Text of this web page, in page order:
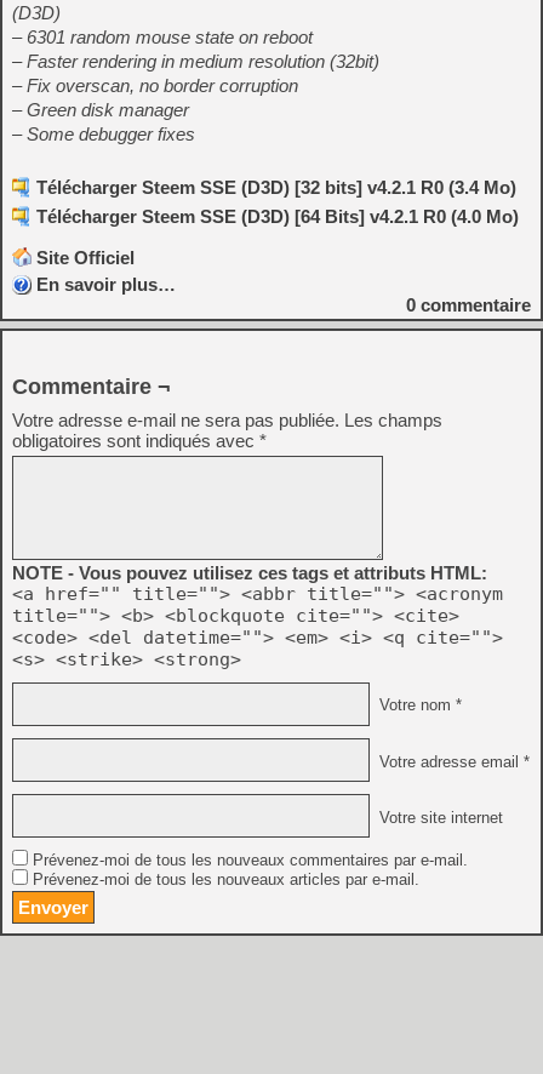
(D3D)
– 6301 random mouse state on reboot
– Faster rendering in medium resolution (32bit)
– Fix overscan, no border corruption
– Green disk manager
– Some debugger fixes
Télécharger Steem SSE (D3D) [32 bits] v4.2.1 R0 (3.4 Mo)
Télécharger Steem SSE (D3D) [64 Bits] v4.2.1 R0 (4.0 Mo)
Site Officiel
En savoir plus…
0 commentaire
Commentaire ¬
Votre adresse e-mail ne sera pas publiée. Les champs
obligatoires sont indiqués avec *
NOTE - Vous pouvez utilisez ces tags et attributs HTML:
<a href="" title=""> <abbr title=""> <acronym
title=""> <b> <blockquote cite=""> <cite>
<code> <del datetime=""> <em> <i> <q cite="">
<s> <strike> <strong>
Votre nom *
Votre adresse email *
Votre site internet
Prévenez-moi de tous les nouveaux commentaires par e-mail.
Prévenez-moi de tous les nouveaux articles par e-mail.